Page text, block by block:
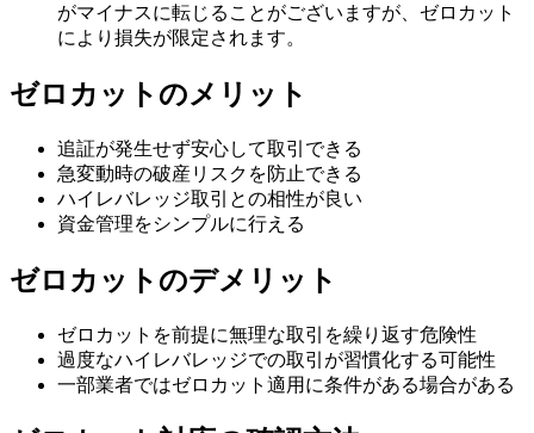
がマイナスに転じることがございますが、ゼロカット
により損失が限定されます。
ゼロカットのメリット
追証が発生せず安心して取引できる
急変動時の破産リスクを防止できる
ハイレバレッジ取引との相性が良い
資金管理をシンプルに行える
ゼロカットのデメリット
ゼロカットを前提に無理な取引を繰り返す危険性
過度なハイレバレッジでの取引が習慣化する可能性
一部業者ではゼロカット適用に条件がある場合がある